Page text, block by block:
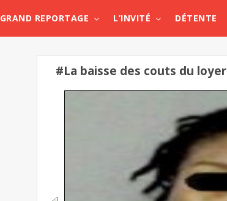
GRAND REPORTAGE L’INVITÉ DÉTENTE
#La baisse des couts du loyer